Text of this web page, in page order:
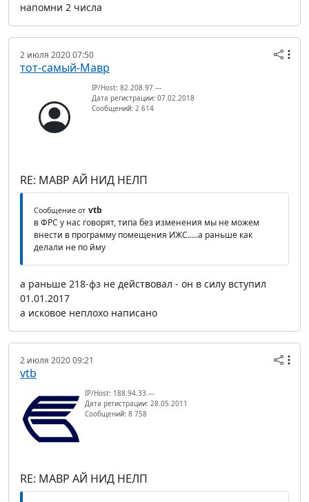
напомни 2 числа
2 июля 2020 07:50
тот-самый-Мавр
IP/Host: 82.208.97.---
Дата регистрации: 07.02.2018
Сообщений: 2 614
RE: МАВР АЙ НИД НЕЛП
Сообщение от vtb
в ФРС у нас говорят, типа без изменения мы не можем
внести в программу помещения ИЖС.....а раньше как
делали не по йму
а раньше 218-фз не действовал - он в силу вступил
01.01.2017
а исковое неплохо написано
2 июля 2020 09:21
vtb
IP/Host: 188.94.33.---
Дата регистрации: 28.05.2011
Сообщений: 8 758
RE: МАВР АЙ НИД НЕЛП